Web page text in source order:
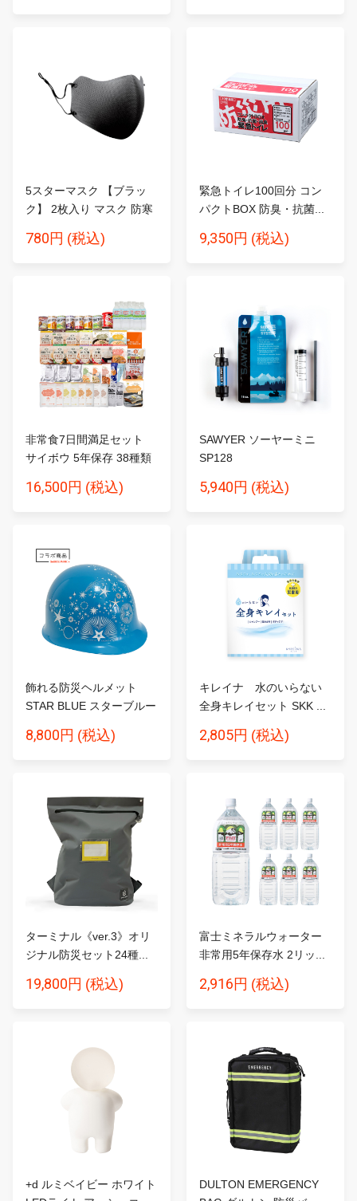
5スターマスク 【ブラッ
ク】 2枚入り マスク 防寒
780円 (税込)
緊急トイレ100回分 コン
パクトBOX 防臭・抗菌...
9,350円 (税込)
非常食7日間満足セット
サイボウ 5年保存 38種類
16,500円 (税込)
SAWYER ソーヤーミニ
SP128
5,940円 (税込)
飾れる防災ヘルメット
STAR BLUE スターブルー
8,800円 (税込)
キレイナ 水のいらない
全身キレイセット SKK ...
2,805円 (税込)
ターミナル《ver.3》オリ
ジナル防災セット24種...
19,800円 (税込)
富士ミネラルウォーター
非常用5年保存水 2リッ...
2,916円 (税込)
+d ルミベイビー ホワイト
DULTON EMERGENCY